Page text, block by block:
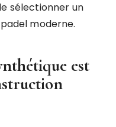
sélectionner un
moderne.
est